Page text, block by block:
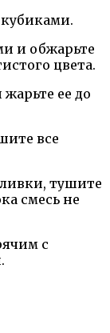
и обжарьте
цвета.
ее до
все
тушите
смесь не
с